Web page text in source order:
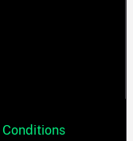
Conditions